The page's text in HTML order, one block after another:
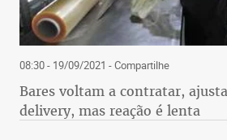
08:30 - 19/09/2021 - Compartilhe
Bares voltam a contratar,
delivery, mas reação é lenta